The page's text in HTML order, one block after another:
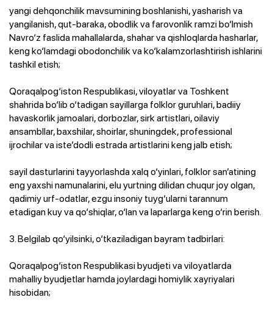
yangi dehqonchilik mavsumining boshlanishi, yasharish va
yangilanish, qut-baraka, obodlik va farovonlik ramzi bo‘lmish
Navro‘z faslida mahallalarda, shahar va qishloqlarda hasharlar,
keng ko‘lamdagi obodonchilik va ko‘kalamzorlashtirish ishlarini
tashkil etish;
Qoraqalpog‘iston Respublikasi, viloyatlar va Toshkent
shahrida bo‘lib o‘tadigan sayillarga folklor guruhlari, badiiy
havaskorlik jamoalari, dorbozlar, sirk artistlari, oilaviy
ansambllar, baxshilar, shoirlar, shuningdek, professional
ijrochilar va iste’dodli estrada artistlarini keng jalb etish;
sayil dasturlarini tayyorlashda xalq o‘yinlari, folklor san’atining
eng yaxshi namunalarini, elu yurtning dilidan chuqur joy olgan,
qadimiy urf-odatlar, ezgu insoniy tuyg‘ularni tarannum
etadigan kuy va qo‘shiqlar, o‘lan va laparlarga keng o‘rin berish.
3. Belgilab qo‘yilsinki, o‘tkaziladigan bayram tadbirlari:
Qoraqalpog‘iston Respublikasi byudjeti va viloyatlarda
mahalliy byudjetlar hamda joylardagi homiylik xayriyalari
hisobidan;